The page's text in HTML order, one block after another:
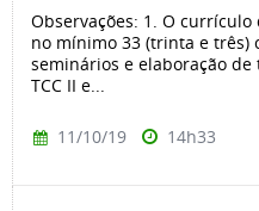
Observações: 1. O
no mínimo 33 (trinta e três)
seminários e elaboração de
TCC II e...
11/10/19 14h33